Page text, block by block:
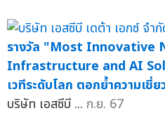
รางวัล "Most Innovative
Infrastructure and AI
เวทีระดับโลก ตอกย้ำความเ
บริษัท เอสซีบี ... ก.ย. 67